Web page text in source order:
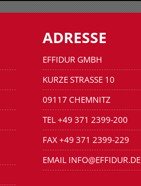
ADRESSE
EFFIDUR GMBH
KURZE STRASSE 10
09117 CHEMNITZ
TEL +49 371 2399-200
FAX +49 371 2399-229
EMAIL INFO@EFFIDUR.DE